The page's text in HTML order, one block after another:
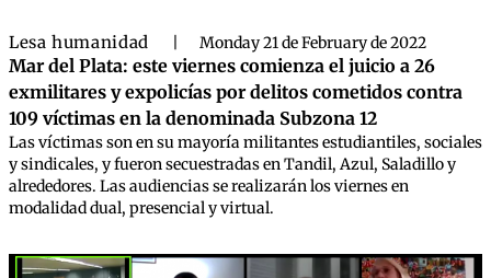
Lesa humanidad Monday 21 de February de 2022
Mar del Plata: este viernes comienza el juicio a 26
exmilitares y expolicías por delitos cometidos contra
109 víctimas en la denominada Subzona 12
Las víctimas son en su mayoría militantes estudiantiles, sociales
y sindicales, y fueron secuestradas en Tandil, Azul, Saladillo y
alrededores. Las audiencias se realizarán los viernes en
modalidad dual, presencial y virtual.